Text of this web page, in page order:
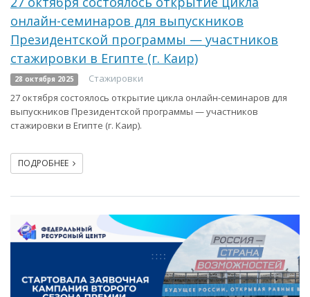
онлайн-семинаров для выпускников
Президентской программы — участников
стажировки в Египте (г. Каир)
28 октября 2025
Стажировки
27 октября состоялось открытие цикла онлайн-семинаров для
выпускников Президентской программы — участников
стажировки в Египте (г. Каир).
ПОДРОБНЕЕ